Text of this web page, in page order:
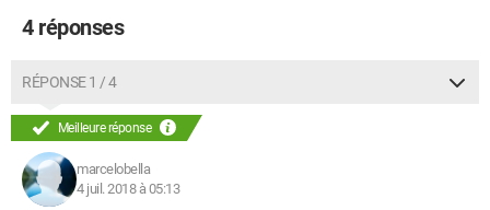
4 réponses
RÉPONSE 1 / 4
Meilleure réponse
marcelobella
4 juil. 2018 à 05:13